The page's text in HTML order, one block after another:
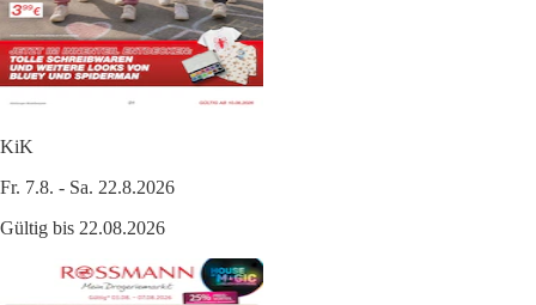
KiK
Fr. 7.8. - Sa. 22.8.2026
Gültig bis 22.08.2026